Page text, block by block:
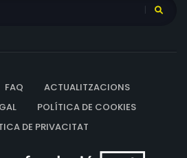
FAQ
ACTUALITZACIONS
POLÍTICA DE COOKIES
DE PRIVACITAT